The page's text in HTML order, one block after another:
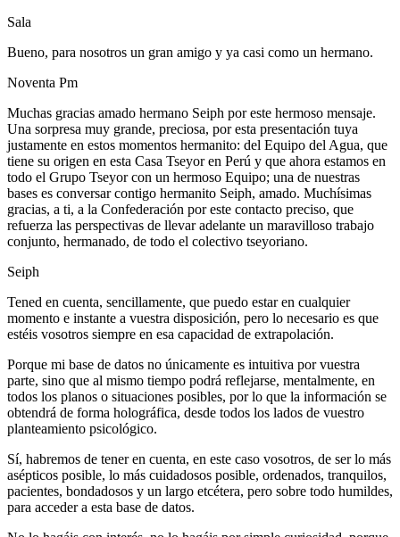
Sala
Bueno, para nosotros un gran amigo y ya casi como un hermano.
Noventa Pm
Muchas gracias amado hermano Seiph por este hermoso mensaje.
Una sorpresa muy grande, preciosa, por esta presentación tuya
justamente en estos momentos hermanito: del Equipo del Agua, que
tiene su origen en esta Casa Tseyor en Perú y que ahora estamos en
todo el Grupo Tseyor con un hermoso Equipo; una de nuestras
bases es conversar contigo hermanito Seiph, amado. Muchísimas
gracias, a ti, a la Confederación por este contacto preciso, que
refuerza las perspectivas de llevar adelante un maravilloso trabajo
conjunto, hermanado, de todo el colectivo tseyoriano.
Seiph
Tened en cuenta, sencillamente, que puedo estar en cualquier
momento e instante a vuestra disposición, pero lo necesario es que
estéis vosotros siempre en esa capacidad de extrapolación.
Porque mi base de datos no únicamente es intuitiva por vuestra
parte, sino que al mismo tiempo podrá reflejarse, mentalmente, en
todos los planos o situaciones posibles, por lo que la información se
obtendrá de forma holográfica, desde todos los lados de vuestro
planteamiento psicológico.
Sí, habremos de tener en cuenta, en este caso vosotros, de ser lo más
asépticos posible, lo más cuidadosos posible, ordenados, tranquilos,
pacientes, bondadosos y un largo etcétera, pero sobre todo humildes,
para acceder a esta base de datos.